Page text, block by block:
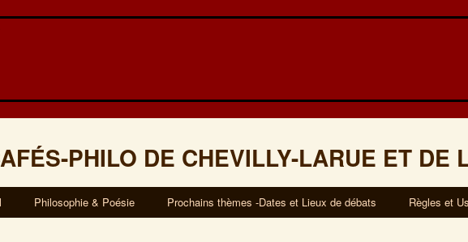
PHILO DE CHEVILLY-LARUE ET DE
Philosophie & Poésie Prochains thèmes -Dates et Lieux de débats Règles et